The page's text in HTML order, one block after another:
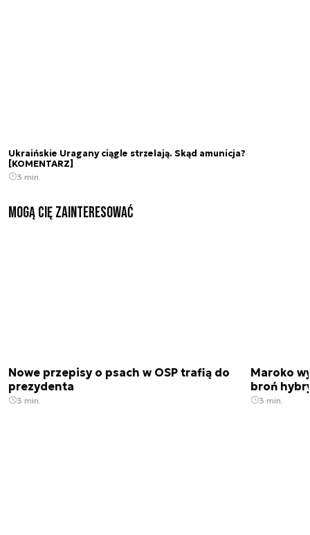
Ukraińskie Uragany ciągle strzelają. Skąd amunicja?
[KOMENTARZ]
3 min.
Mogą Cię zainteresować
Nowe przepisy o psach w OSP trafią do
prezydenta
3 min.
Maroko
broń
3 min.